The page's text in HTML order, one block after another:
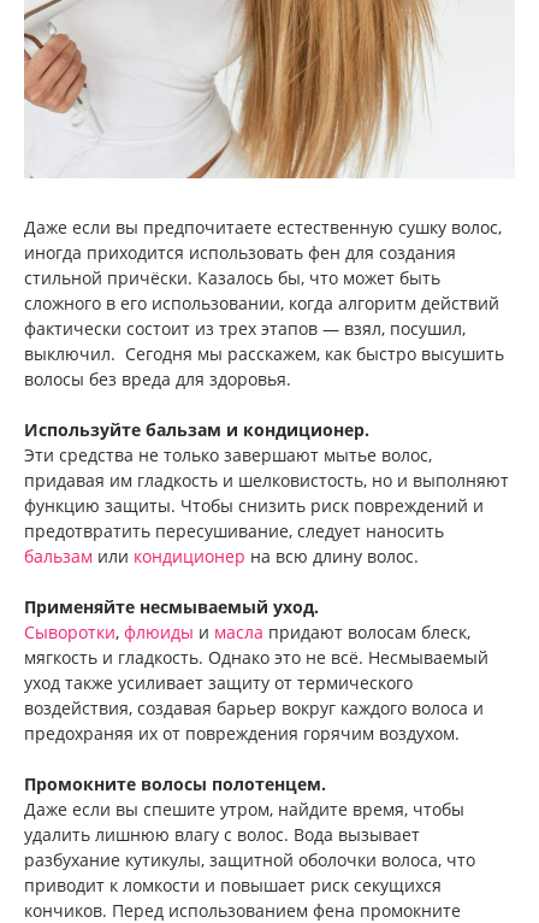
Даже если вы предпочитаете естественную сушку волос,
иногда приходится использовать фен для создания
стильной причёски. Казалось бы, что может быть
сложного в его использовании, когда алгоритм действий
фактически состоит из трех этапов — взял, посушил,
выключил. Сегодня мы расскажем, как быстро высушить
волосы без вреда для здоровья.
Используйте бальзам и кондиционер.
Эти средства не только завершают мытье волос,
придавая им гладкость и шелковистость, но и выполняют
функцию защиты. Чтобы снизить риск повреждений и
предотвратить пересушивание, следует наносить
бальзам или кондиционер на всю длину волос.
Применяйте несмываемый уход.
Сыворотки, флюиды и масла придают волосам блеск,
мягкость и гладкость. Однако это не всё. Несмываемый
уход также усиливает защиту от термического
воздействия, создавая барьер вокруг каждого волоса и
предохраняя их от повреждения горячим воздухом.
Промокните волосы полотенцем.
Даже если вы спешите утром, найдите время, чтобы
удалить лишнюю влагу с волос. Вода вызывает
разбухание кутикулы, защитной оболочки волоса, что
приводит к ломкости и повышает риск секущихся
кончиков. Перед использованием фена промокните